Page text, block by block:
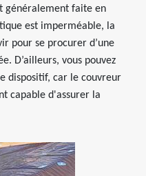
généralement faite en
est imperméable, la
pour se procurer d’une
D’ailleurs, vous pouvez
dispositif, car le couvreur
capable d'assurer la